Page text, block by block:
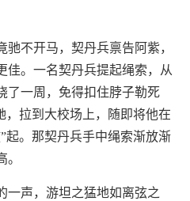
不开马，契丹兵禀告阿紫，
佳。一名契丹兵提起绳索，从
了一周，免得扣住脖子勒死
，拉到大校场上，随即将他在
起。那契丹兵手中绳索渐放渐
一声，游坦之猛地如离弦之